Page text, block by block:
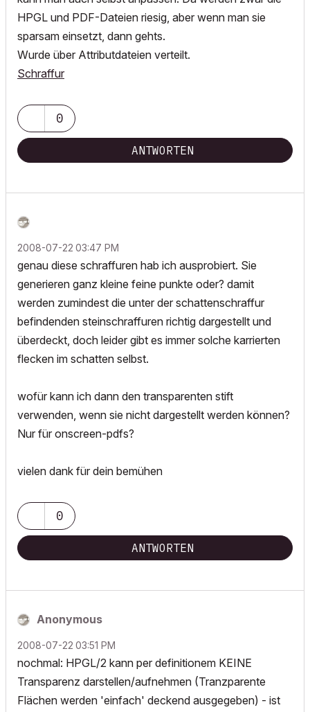
HPGL und PDF-Dateien riesig, aber wenn man sie
sparsam einsetzt, dann gehts.
Wurde über Attributdateien verteilt.
Schraffur
0
ANTWORTEN
‎2008-07-22 03:47 PM
genau diese schraffuren hab ich ausprobiert. Sie
generieren ganz kleine feine punkte oder? damit
werden zumindest die unter der schattenschraffur
befindenden steinschraffuren richtig dargestellt und
überdeckt, doch leider gibt es immer solche karrierten
flecken im schatten selbst.
wofür kann ich dann den transparenten stift
verwenden, wenn sie nicht dargestellt werden können?
Nur für onscreen-pdfs?
vielen dank für dein bemühen
0
ANTWORTEN
Anonymous
‎2008-07-22 03:51 PM
nochmal: HPGL/2 kann per definitionem KEINE
Transparenz darstellen/aufnehmen (Tranzparente
Flächen werden 'einfach' deckend ausgegeben) - ist